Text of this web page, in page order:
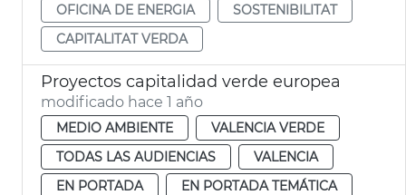
OFICINA DE ENERGIA
SOSTENIBILITAT
CAPITALITAT VERDA
Proyectos capitalidad verde europea
modificado hace 1 año
MEDIO AMBIENTE
VALENCIA VERDE
TODAS LAS AUDIENCIAS
VALENCIA
EN PORTADA
EN PORTADA TEMÁTICA